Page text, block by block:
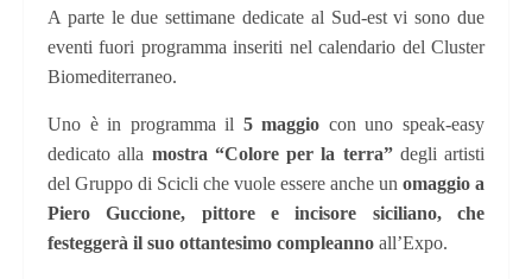
A parte le due settimane dedicate al Sud-est vi sono due
eventi fuori programma inseriti nel calendario del Cluster
Biomediterraneo.
Uno è in programma il 5 maggio con uno speak-easy
dedicato alla mostra “Colore per la terra”degli artisti
del Gruppo di Scicli che vuole essere anche un omaggio a
Piero Guccione, pittore e incisore siciliano, che
festeggerà il suo ottantesimo compleanno all’Expo.